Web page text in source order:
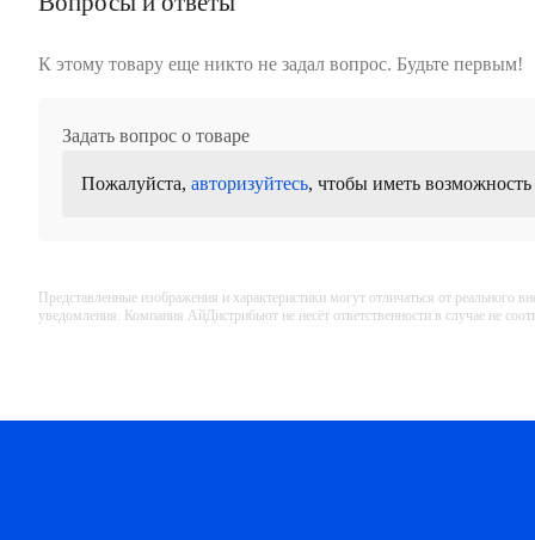
К этому товару еще никто не задал вопрос. Будьте первым!
Задать вопрос о товаре
Пожалуйста, авторизуйтесь, чтобы иметь возможность
Представленные изображения и характеристики могут отличаться от реального
уведомления. Компания АйДистрибьют не несёт ответственности в случае не